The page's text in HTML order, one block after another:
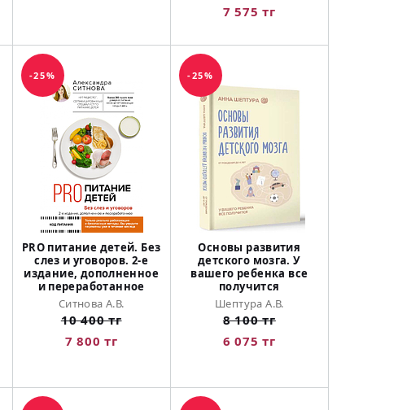
7 575 тг
-25%
PRO питание детей. Без
слез и уговоров. 2-е
издание, дополненное
и переработанное
Ситнова А.В.
10 400 тг
7 800 тг
-25%
Основы развития
детского мозга. У
вашего ребенка все
получится
Шептура А.В.
8 100 тг
6 075 тг